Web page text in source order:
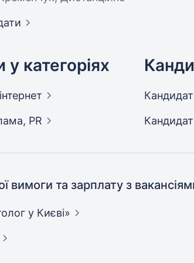
категоріях
інтернет
PR
вимоги та зарплату з
у Києві»